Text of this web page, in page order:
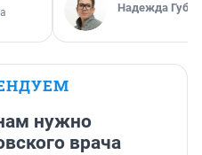
Надежда
нужно
врача